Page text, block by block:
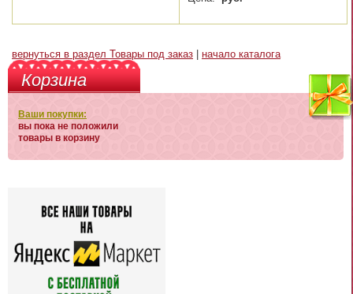
вернуться в раздел Товары под заказ начало каталога
Корзина
Ваши покупки:
вы пока не положили
товары в корзину